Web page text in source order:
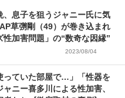
、息子を狙うジャニー氏に気
草彅剛（49）が巻き込まれ
性加害問題」の“数奇な因縁”
2023/08/04
っていた部屋で…」「性器を
ニー喜多川による性加害、